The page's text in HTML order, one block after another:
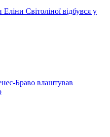
Світоліної відбувся у
Браво влаштував